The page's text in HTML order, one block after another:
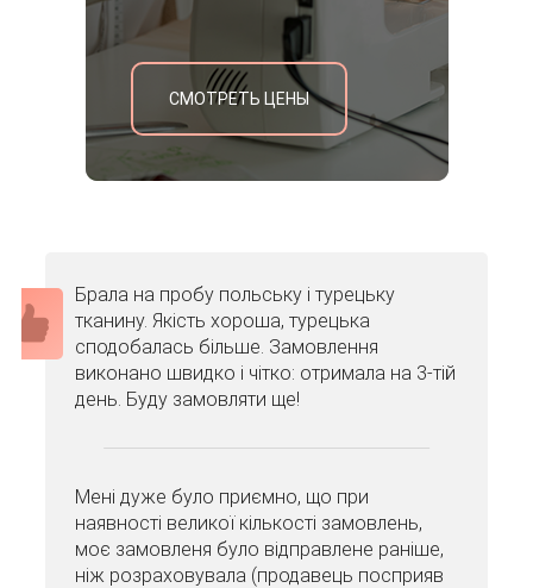
СМОТРЕТЬ ЦЕНЫ
Брала на пробу польську і турецьку
тканину. Якість хороша, турецька
сподобалась більше. Замовлення
виконано швидко і чітко: отримала на 3-тій
день. Буду замовляти ще!
Мені дуже було приємно, що при
наявності великої кількості замовлень,
моє замовленя було відправлене раніше,
ніж розраховувала (продавець посприяв